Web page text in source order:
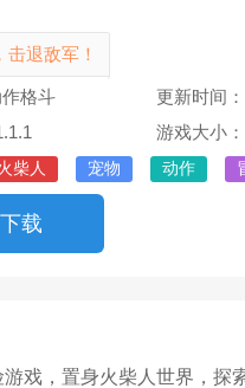
退敌军！
格斗
更新时间
游戏大小
柴人 宠物 动作
载
戏，置身火柴人世界，